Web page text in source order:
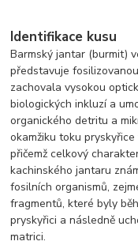
Identifikace kusu
Barmský jantar (burmit)
představuje
zachovala vysokou
biologických inkluzí a
organického detritu a
okamžiku toku
přičemž celkový
kachinského jantaru
fosilních organismů,
fragmentů, které byly
pryskyřici a následně
matrici.